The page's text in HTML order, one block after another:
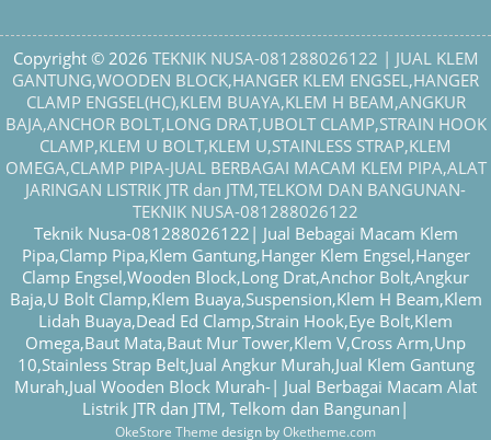
Copyright © 2026 TEKNIK NUSA-081288026122 | JUAL KLEM
GANTUNG,WOODEN BLOCK,HANGER KLEM ENGSEL,HANGER
CLAMP ENGSEL(HC),KLEM BUAYA,KLEM H BEAM,ANGKUR
BAJA,ANCHOR BOLT,LONG DRAT,UBOLT CLAMP,STRAIN HOOK
CLAMP,KLEM U BOLT,KLEM U,STAINLESS STRAP,KLEM
OMEGA,CLAMP PIPA-JUAL BERBAGAI MACAM KLEM PIPA,ALAT
JARINGAN LISTRIK JTR dan JTM,TELKOM DAN BANGUNAN-
TEKNIK NUSA-081288026122
Teknik Nusa-081288026122| Jual Bebagai Macam Klem
Pipa,Clamp Pipa,Klem Gantung,Hanger Klem Engsel,Hanger
Clamp Engsel,Wooden Block,Long Drat,Anchor Bolt,Angkur
Baja,U Bolt Clamp,Klem Buaya,Suspension,Klem H Beam,Klem
Lidah Buaya,Dead Ed Clamp,Strain Hook,Eye Bolt,Klem
Omega,Baut Mata,Baut Mur Tower,Klem V,Cross Arm,Unp
10,Stainless Strap Belt,Jual Angkur Murah,Jual Klem Gantung
Murah,Jual Wooden Block Murah-| Jual Berbagai Macam Alat
Listrik JTR dan JTM, Telkom dan Bangunan|
OkeStore Theme design byOketheme.com